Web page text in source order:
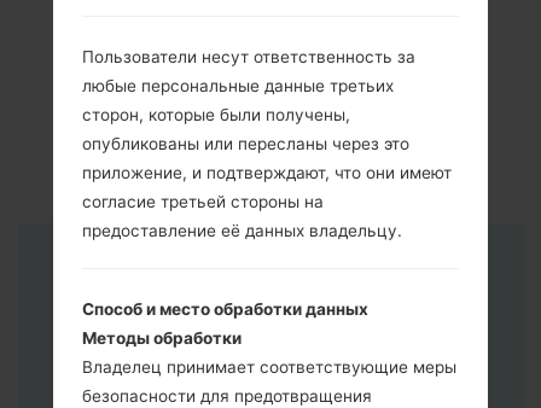
Пользователи несут ответственность за
любые персональные данные третьих
сторон, которые были получены,
опубликованы или пересланы через это
приложение, и подтверждают, что они имеют
согласие третьей стороны на
предоставление её данных владельцу.
Способ и место обработки данных
Методы обработки
Владелец принимает соответствующие меры
безопасности для предотвращения